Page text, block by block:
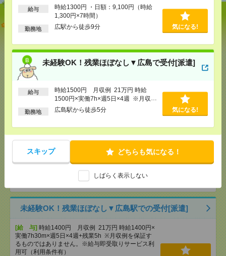
給与
時給1300円 ・日額：9,100円（時給
1,300円×7時間）
勤務地 広駅から徒歩9分 気になる!
未経験OK！残業ほぼなし▼広島で受付[派遣]
給与
時給1500円 月収例 21万円 時給
1500円×実働7h×週5日×4週 ※月収例
を保証するものではありません。※給
勤務地 広島駅から徒歩5分 気になる!
スキップ どちらも気になる！
しばらく表示しない
【単発】呉市広／8／8・9・22・23日＊自動車ディー
ラーでの受付・1日でもＯＫ[派遣]
[給 与]時給1300円 ・日額：9,100円（時給1,300
円×7時間）
[交通費]
[勤務地]広駅から徒歩9分
未経験OK！残業ほぼなし▼広島で受付[派遣]
[給 与]時給1500円 月収例 21万円 時給1500円×
実働7h×週5日×4週 ※月収例を保証するものではあ
りません。※給与即受取りサービス利用可（利用条
件有）
[交通費]1ヶ月3万円を上限として実費支給
広島駅から徒歩5分
未経験OK！残業ほぼなし▼広島駅での受付[派遣]
[給 与] 時給1400円 月収例 21万円 時給1400円×
実働7h30m×週5日×4週+残業5h ※月収例を保証す
るものではありません。※給与即受取りサービス利
用可（利用条件有）